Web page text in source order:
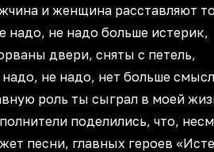
и женщина расставляют
надо, не надо больше истерик,
двери, сняты c петель,
не надо, нет больше
роль ты сыграл в моей
поделились, что,
песни, главных героев